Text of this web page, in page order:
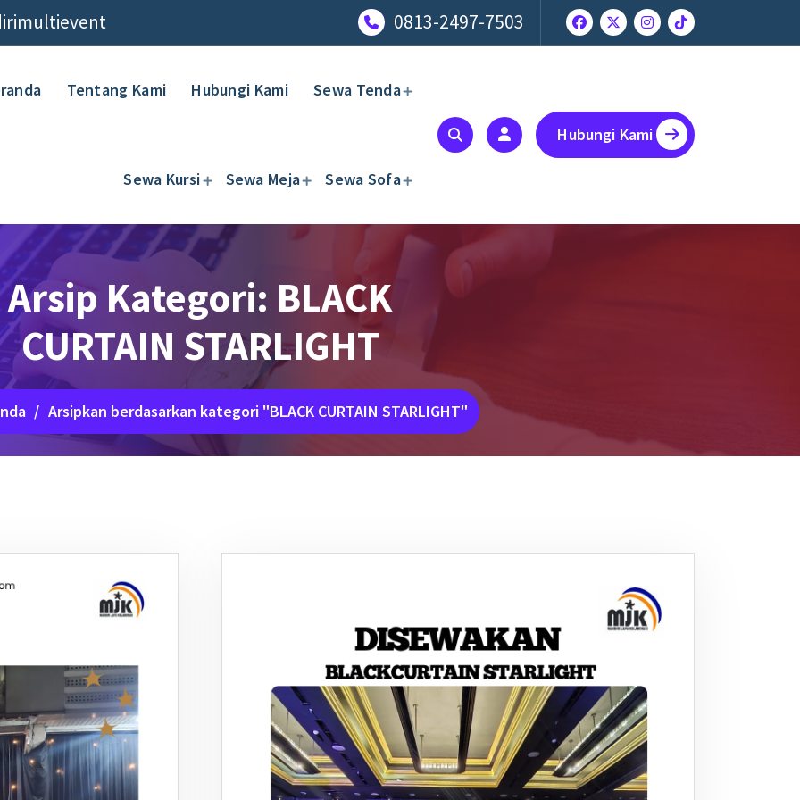
0813-2497-7503
Tentang Kami Hubungi Kami Sewa Tenda
Sewa Kursi Sewa Meja Sewa Sofa
Hubungi Kami
Arsip Kategori: BLACK
CURTAIN STARLIGHT
/ Arsipkan berdasarkan kategori "BLACK CURTAIN STARLIGHT"